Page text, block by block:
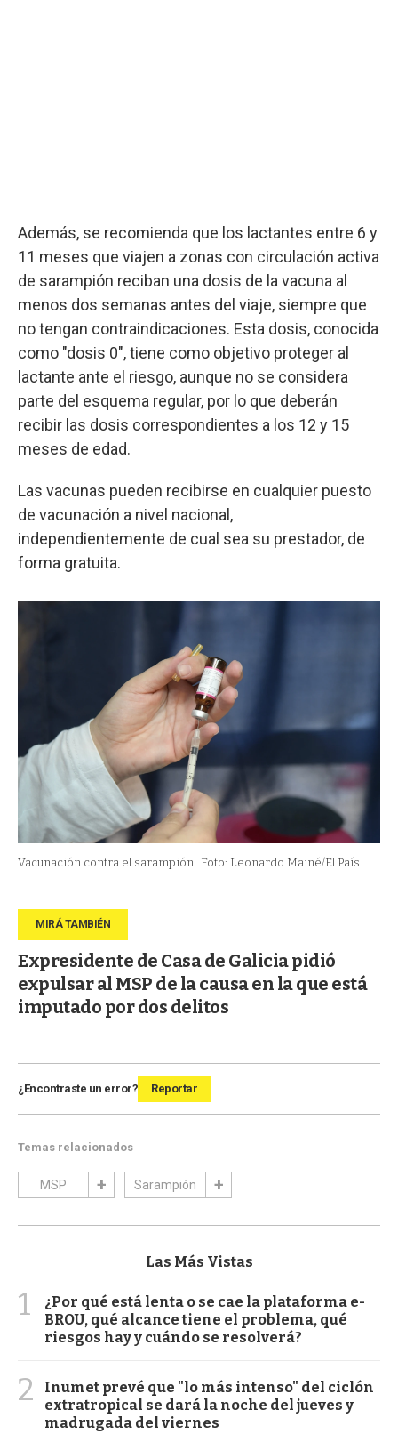
Además, se recomienda que los lactantes entre 6 y
11 meses que viajen a zonas con circulación activa
de sarampión reciban una dosis de la vacuna al
menos dos semanas antes del viaje, siempre que
no tengan contraindicaciones. Esta dosis, conocida
como "dosis 0", tiene como objetivo proteger al
lactante ante el riesgo, aunque no se considera
parte del esquema regular, por lo que deberán
recibir las dosis correspondientes a los 12 y 15
meses de edad.
Las vacunas pueden recibirse en cualquier puesto
de vacunación a nivel nacional,
independientemente de cual sea su prestador, de
forma gratuita.
Vacunación contra el sarampión. Foto: Leonardo Mainé/El País.
Expresidente de Casa de Galicia pidió
expulsar al MSP de la causa en la que está
imputado por dos delitos
¿Encontraste un error? Reportar
Temas relacionados
MSP Sarampión
Las Más Vistas
1
¿Por qué está lenta o se cae la plataforma e-
BROU, qué alcance tiene el problema, qué
riesgos hay y cuándo se resolverá?
2
Inumet prevé que "lo más intenso" del ciclón
extratropical se dará la noche del jueves y
madrugada del viernes